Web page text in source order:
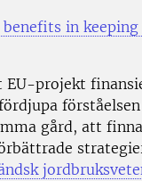
in
projekt
gård, att